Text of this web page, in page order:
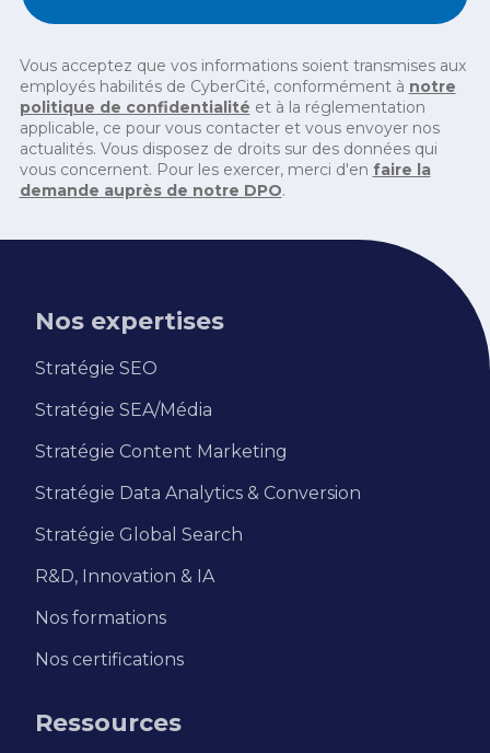
Vous acceptez que vos informations soient transmises aux
employés habilités de CyberCité, conformément à notre
politique de confidentialité et à la réglementation
applicable, ce pour vous contacter et vous envoyer nos
actualités. Vous disposez de droits sur des données qui
vous concernent. Pour les exercer, merci d'en faire la
demande auprès de notre DPO.
Nos expertises
Stratégie SEO
Stratégie SEA/Média
Stratégie Content Marketing
Stratégie Data Analytics & Conversion
Stratégie Global Search
R&D, Innovation & IA
Nos formations
Nos certifications
Ressources